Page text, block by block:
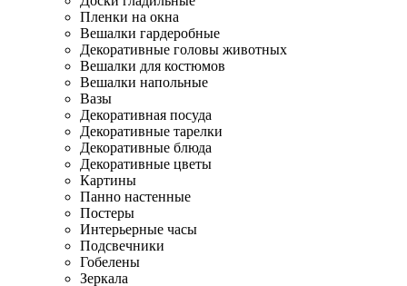
Пленки на окна
Вешалки гардеробные
Декоративные головы животных
Вешалки для костюмов
Вешалки напольные
Вазы
Декоративная посуда
Декоративные тарелки
Декоративные блюда
Декоративные цветы
Картины
Панно настенные
Постеры
Интерьерные часы
Подсвечники
Гобелены
Зеркала